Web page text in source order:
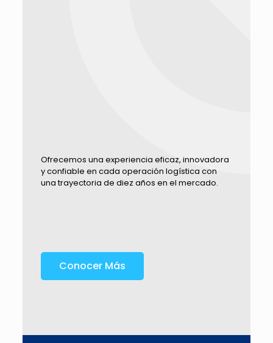
Ofrecemos una experiencia eficaz, innovadora
y confiable en cada operación logística con
una trayectoria de diez años en el mercado.
Conocer Más